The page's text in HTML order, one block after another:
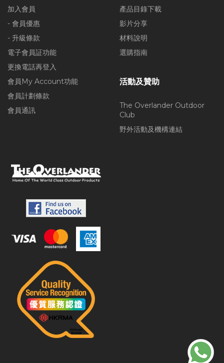
加入會員
- 會員優惠
- 升級條款
電子會員証功能
更換電話再登入
會員My Account功能
會員計劃條款
會員通訊
產品目錄下載
影片分享
材料說明
選購指南
活動及贊助
The Overlander Outdoor
Club
野外活動及機構連結